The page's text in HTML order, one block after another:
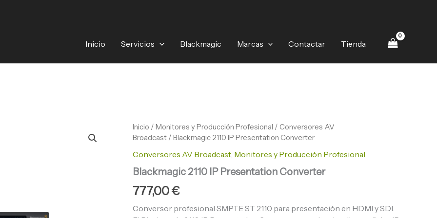
Inicio
Servicios Blackmagic Marcas Contactar Tienda
Inicio / Monitores y Producción Profesional / Conversores AV
Broadcast / Blackmagic 2110 IP Presentation Converter
Conversores AV Broadcast Monitores y Producción Profesional
Blackmagic 2110 IP Presentation Converter
777,00€
Conversor profesional SMPTE ST 2110 para presentación en HDMI y SDI.
Blackmagic
2110
Presentation
cantidad